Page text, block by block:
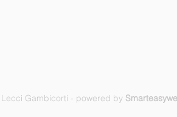
Gambicorti - powered by